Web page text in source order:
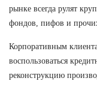
рынке всегда рулят
фондов, пифов и
Корпоративным
воспользоваться
реконструкцию